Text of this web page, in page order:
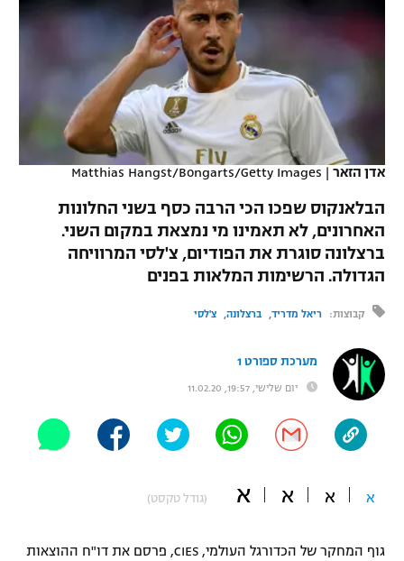
רץ ברשת
תוצאות
לוח שידורים
ברחבה
"מעל הליגה" – פודקאסט
"מחצית בשכונה" – פודקאסט
משתתפים וזוכים בפרסים
תקנון משתתפים וזוכים בפרסיםטניס
נבחרת ישראל
בית"ר ירושלים
מכבי תל אביב
הפועל חיפה
הפועל באר שבע
בני יהודה
ליגה ספרדית
ליגה איטלקית
ליגה צרפתית
ליגה הולנדית
ליגה טורקית
ליגה סינית
כדורסל נשים
הפועל חולון
הפועל ירושלים
יורוקאפ
טניס
כדורעף
שחייה
ג'ודו
אגרוף
ספורט אולימפי
UFC
היאבקות WWE
אופניים
ספורט מוטורי
אדן הזאר |
Matthias Hangst/Bongarts/Getty Images
הבלאנקוס שפכו הכי הרבה כסף בשני החלונות
האחרונים, לא תאמינו מי נמצאת במקום השני.
ברצלונה סוגרת את הפודיום, צ'לסי המרוויחה
הגדולה. הרשימות המלאות בפנים
קבוצות: ריאל מדריד ברצלונה צ'לסי
מערכת ספורט 1
יום שלישי, 19:57, 11.02.20
א א א א (גודל טקסט)
גוף המחקר של הכדורגל העולמי, CIES, פרסם את דו"ח ההוצאות